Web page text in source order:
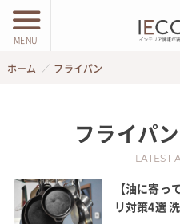
MENU
ホーム フライパン
フライパン
LATEST
【油に寄っ
リ対策4選